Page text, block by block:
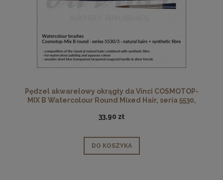
Pędzel akwarelowy okrągły da Vinci COSMOTOP-
MIX B Watercolour Round Mixed Hair, seria 5530,
33,90 zł
DO KOSZYKA